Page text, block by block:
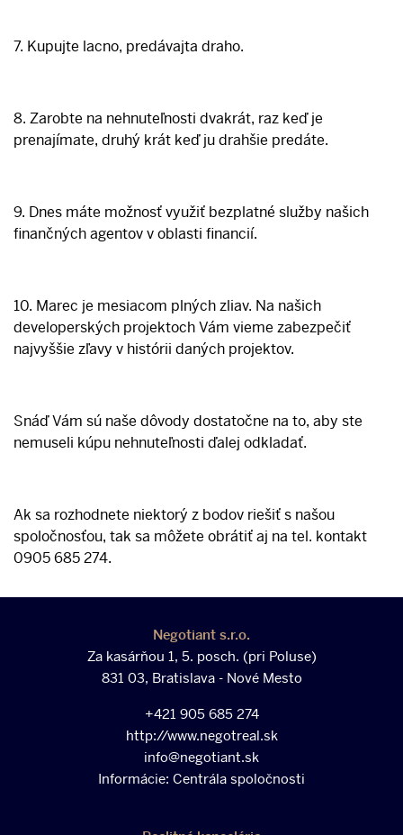
7. Kupujte lacno, predávajta draho.
8. Zarobte na nehnuteľnosti dvakrát, raz keď je
prenajímate, druhý krát keď ju drahšie predáte.
9. Dnes máte možnosť využiť bezplatné služby našich
finančných agentov v oblasti financií.
10. Marec je mesiacom plných zliav. Na našich
developerských projektoch Vám vieme zabezpečiť
najvyššie zľavy v histórii daných projektov.
Snáď Vám sú naše dôvody dostatočne na to, aby ste
nemuseli kúpu nehnuteľnosti ďalej odkladať.
Ak sa rozhodnete niektorý z bodov riešiť s našou
spoločnosťou, tak sa môžete obrátiť aj na tel. kontakt
0905 685 274.
Negotiant s.r.o.
Za kasárňou 1, 5. posch. (pri Poluse)
831 03, Bratislava - Nové Mesto
+421 905 685 274
http://www.negotreal.sk
info@negotiant.sk
Informácie: Centrála spoločnosti